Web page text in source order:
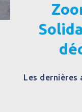
Les dernières